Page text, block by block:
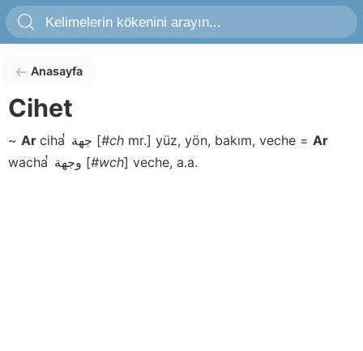
Anasayfa
Cihet
~ Ar ciha ͭ [#ch mr.] yüz, yön, bakım, veche = Ar
wacha ͭ
[#wch] veche, a.a.